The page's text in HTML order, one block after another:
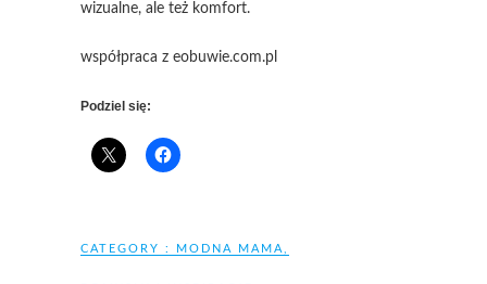
wizualne, ale też komfort.
współpraca z eobuwie.com.pl
Podziel się:
CATEGORY : MODNA MAMA